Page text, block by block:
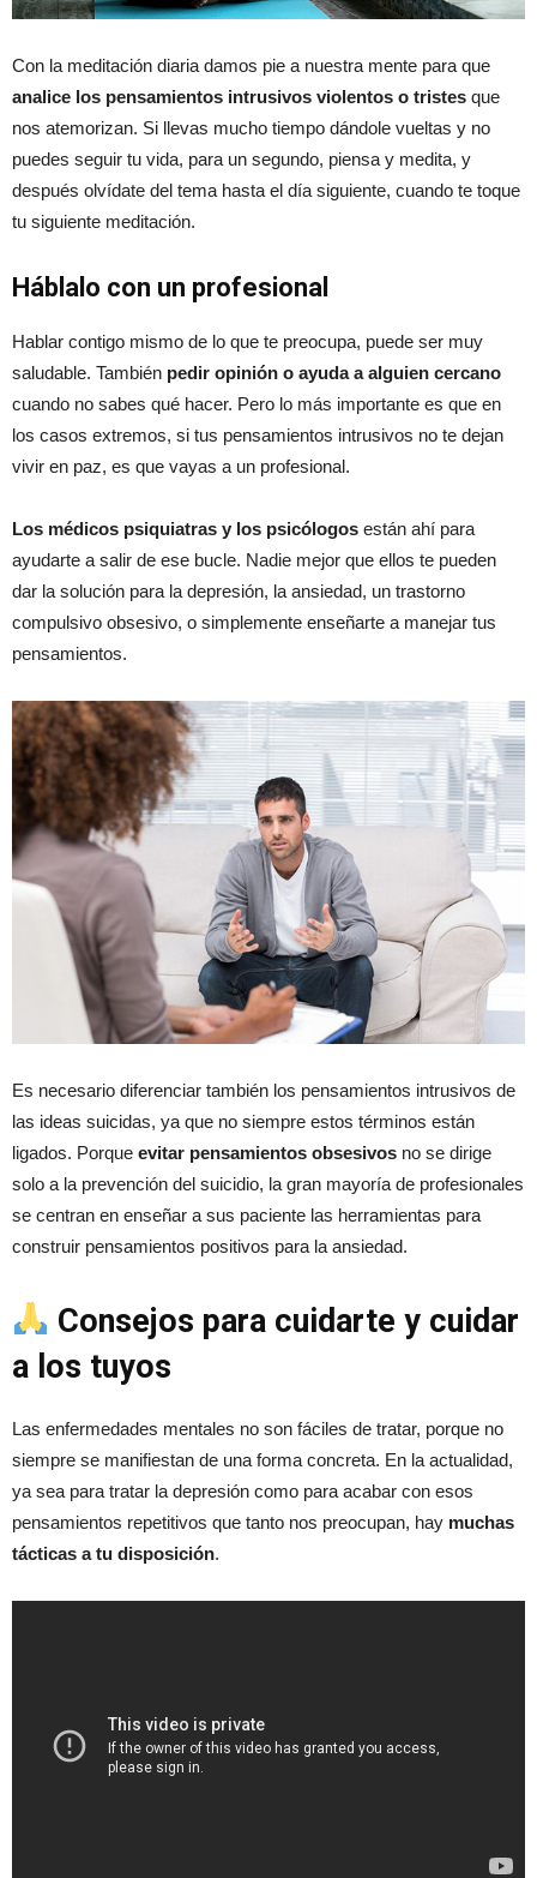
Con la meditación diaria damos pie a nuestra mente para que
analice los pensamientos intrusivos violentos o tristes que
nos atemorizan. Si llevas mucho tiempo dándole vueltas y no
puedes seguir tu vida, para un segundo, piensa y medita, y
después olvídate del tema hasta el día siguiente, cuando te toque
tu siguiente meditación.
Háblalo con un profesional
Hablar contigo mismo de lo que te preocupa, puede ser muy
saludable. También pedir opinión o ayuda a alguien cercano
cuando no sabes qué hacer. Pero lo más importante es que en
los casos extremos, si tus pensamientos intrusivos no te dejan
vivir en paz, es que vayas a un profesional.
Los médicos psiquiatras y los psicólogos están ahí para
ayudarte a salir de ese bucle. Nadie mejor que ellos te pueden
dar la solución para la depresión, la ansiedad, un trastorno
compulsivo obsesivo, o simplemente enseñarte a manejar tus
pensamientos.
Es necesario diferenciar también los pensamientos intrusivos de
las ideas suicidas, ya que no siempre estos términos están
ligados. Porque evitar pensamientos obsesivos no se dirige
solo a la prevención del suicidio, la gran mayoría de profesionales
se centran en enseñar a sus paciente las herramientas para
construir pensamientos positivos para la ansiedad.
Consejos para cuidarte y cuidar
a los tuyos
Las enfermedades mentales no son fáciles de tratar, porque no
siempre se manifiestan de una forma concreta. En la actualidad,
ya sea para tratar la depresión como para acabar con esos
pensamientos repetitivos que tanto nos preocupan, hay muchas
tácticas a tu disposición.